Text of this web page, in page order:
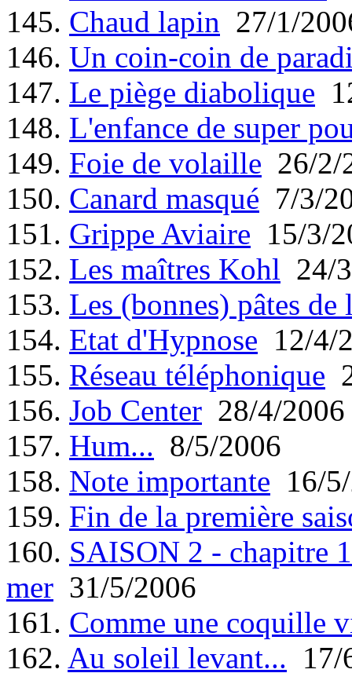
145. Chaud lapin 27/1/
146. Un coin-coin de
147. Le piège diabolique
148. L'enfance de super
149. Foie de volaille 26/2/
150. Canard masqué 7/3/
151. Grippe Aviaire 15/3/
152. Les maîtres Kohl 24/
153. Les (bonnes) pâtes de
154. Etat d'Hypnose 12/4/
155. Réseau téléphonique
156. Job Center 28/4/2006
157. Hum... 8/5/2006
158. Note importante 16/
159. Fin de la première
160. SAISON 2 - chapitre
mer 31/5/2006
161. Comme une coquille
162. Au soleil levant... 17/